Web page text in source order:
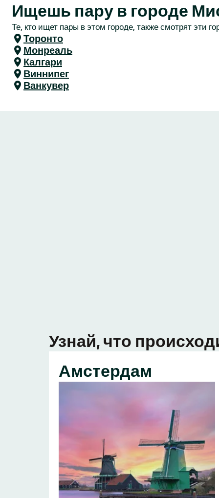
Ищешь пару в городе
Те, кто ищет пары в этом городе, также смотрят эти
Торонто
Монреаль
Калгари
Виннипег
Ванкувер
Узнай, что
Амстердам